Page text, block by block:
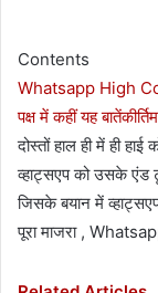
Contents
Whatsapp High
पक्ष में कहीं यह बातें
दोस्तों हाल ही में ही
व्हाट्सएप को उसके एंड
जिसके बयान में
पूरा माजरा ,